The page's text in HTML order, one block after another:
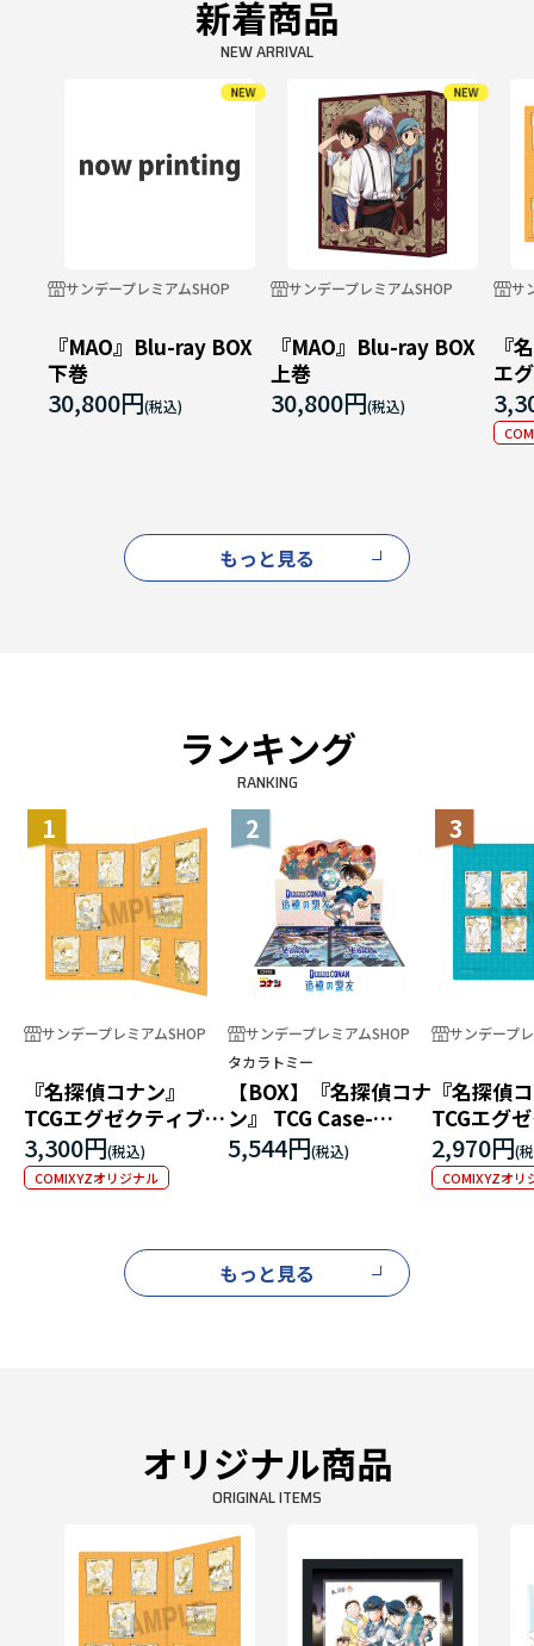
新着商品
NEW ARRIVAL
サンデープレミアムSHOP
『MAO』Blu-ray BOX
下巻
30,800円
サンデープレミアムSHOP
『MAO』Blu-ray BOX
上巻
30,800円
サ
『
エ
ョ
もっと見る
ランキング
RANKING
1
サンデープレミアムSHOP
『名探偵コナン』
TCGエグゼクティブコ
レクション
[02]Highway in
2026
3,300円
COMIXYZオリジナル
2
サンデープレミアムSHOP
タカラトミー
【BOX】『名探偵コナ
ン』 TCG Case-
Booster 10 追憶の盟
友
5,544円
3
サンデープ
『名探偵
TCGエグ
レクション
2025
2,970円
COMIXYZオリ
もっと見る
オリジナル商品
ORIGINAL ITEMS